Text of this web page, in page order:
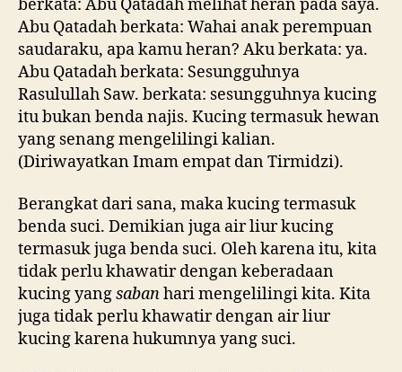
berkata: Abu Qatadah melihat heran pada saya.
Abu Qatadah berkata: Wahai anak perempuan
saudaraku, apa kamu heran? Aku berkata: ya.
Abu Qatadah berkata: Sesungguhnya
Rasulullah Saw. berkata: sesungguhnya kucing
itu bukan benda najis. Kucing termasuk hewan
yang senang mengelilingi kalian.
(Diriwayatkan Imam empat dan Tirmidzi).
Berangkat dari sana, maka kucing termasuk
benda suci. Demikian juga air liur kucing
termasuk juga benda suci. Oleh karena itu, kita
tidak perlu khawatir dengan keberadaan
kucing yangsabanhari mengelilingi kita. Kita
juga tidak perlu khawatir dengan air liur
kucing karena hukumnya yang suci.